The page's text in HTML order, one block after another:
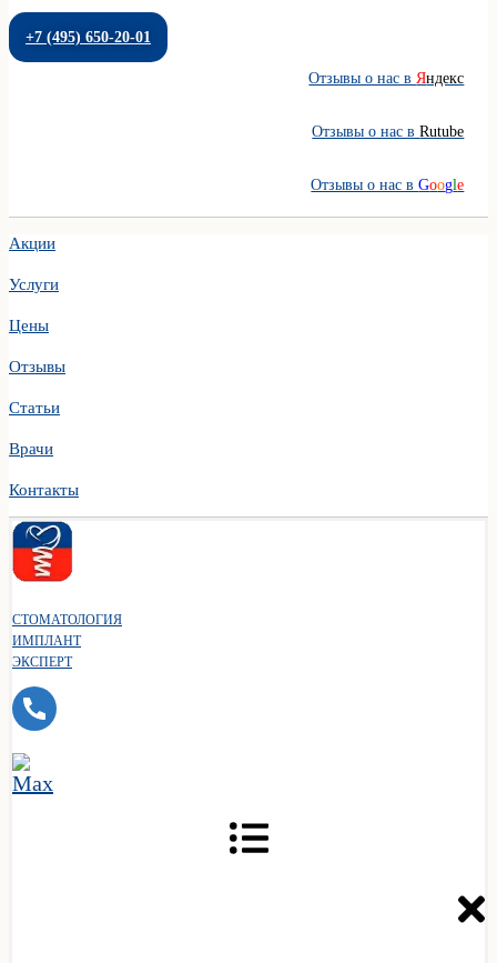
+7 (495) 650-20-01
Отзывы о нас вЯндекс
Отзывы о нас вRutube
Отзывы о нас вGoogle
Акции
Услуги
Цены
Отзывы
Статьи
Врачи
Контакты
СТОМАТОЛОГИЯ
ИМПЛАНТ
ЭКСПЕРТ